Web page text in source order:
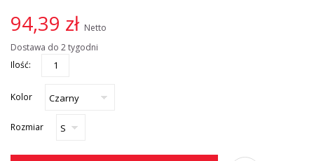
94,39 zł Netto
Dostawa do 2 tygodni
Ilość:
Kolor
Rozmiar